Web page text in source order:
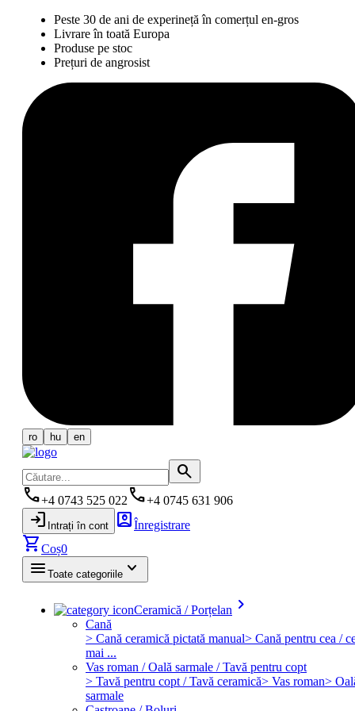
Peste 30 de ani de experineță în comerțul en-gros
Livrare în toată Europa
Produse pe stoc
Prețuri de angrosist
ro hu en
search
phone+4 0743 525 022 phone+4 0745 631 906
login Intrați în cont account_boxÎnregistrare
shopping_cartCoș0
menu Toate categoriile keyboard_arrow_down
Ceramică / Porțelan keyboard_arrow_right
Cană
> Cană ceramică pictată manual> Cană pentru cea /
mai ...
Vas roman / Oală sarmale / Tavă pentru copt
> Tavă pentru copt / Tavă ceramică> Vas roman>
sarmale